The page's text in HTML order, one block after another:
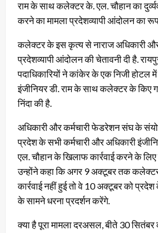
राम के साथ कलेक्टर के. एल. चौहान का
करने का मामला प्रदेशव्यापी आंदोलन का
कलेक्टर के इस कृत्य से नाराज अधिकारी
प्रदेशव्यापी आंदोलन की चेतावनी दी है.
पदाधिकारियों ने कांकेर के एक निजी होटल
इंजीनियर डी. राम के साथ कलेक्टर के किए
निंदा की है.
अधिकारी और कर्मचारी फेडरेशन संघ के
प्रदेश के सभी कर्मचारी और अधिकारी
एल. चौहान के खिलाफ कार्रवाई करने के लिए
उन्होंने कहा कि अगर 9 अक्टूबर तक
कार्रवाई नहीं हुई तो वे 10 अक्टूबर को
के सामने धरना प्रदर्शन करेंगे.
क्या है पूरा मामला दरअसल, बीते 30